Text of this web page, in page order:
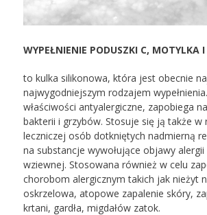
WYPEŁNIENIE PODUSZKI C, MOTYLKA
to kulka silikonowa, która jest obecnie
najwygodniejszym rodzajem
właściwości antyalergiczne, zapobiega
bakterii i grzybów. Stosuje się ją także w
leczniczej osób dotkniętych nadmierną
na substancje wywołujące objawy
wziewnej. Stosowana również w celu
chorobom alergicznym takich jak nieżyt
oskrzelowa, atopowe zapalenie skóry,
krtani, gardła, migdałów zatok.